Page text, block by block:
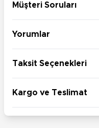
Müşteri Soruları
Yorumlar
Taksit Seçenekleri
Kargo ve Teslimat